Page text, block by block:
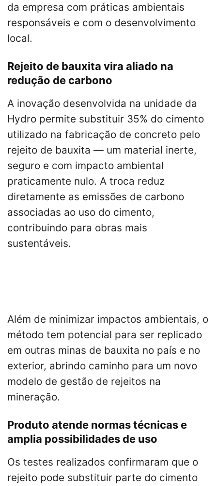
da empresa com práticas ambientais
responsáveis e com o desenvolvimento
local.
Rejeito de bauxita vira aliado na
redução de carbono
A inovação desenvolvida na unidade da
Hydro permite substituir 35% do cimento
utilizado na fabricação de concreto pelo
rejeito de bauxita — um material inerte,
seguro e com impacto ambiental
praticamente nulo. A troca reduz
diretamente as emissões de carbono
associadas ao uso do cimento,
contribuindo para obras mais
sustentáveis.
Além de minimizar impactos ambientais, o
método tem potencial para ser replicado
em outras minas de bauxita no país e no
exterior, abrindo caminho para um novo
modelo de gestão de rejeitos na
mineração.
Produto atende normas técnicas e
amplia possibilidades de uso
Os testes realizados confirmaram que o
rejeito pode substituir parte do cimento